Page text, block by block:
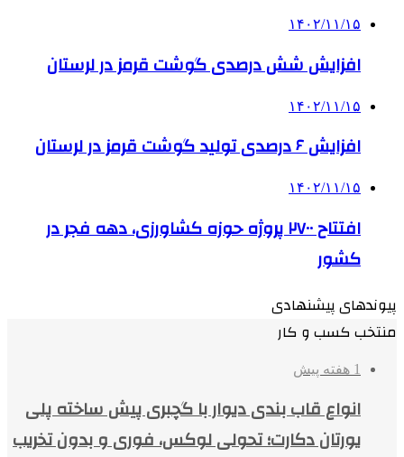
۱۴۰۲/۱۱/۱۵
افزایش شش درصدی گوشت قرمز در لرستان
۱۴۰۲/۱۱/۱۵
افزایش ۶ درصدی تولید گوشت قرمز در لرستان
۱۴۰۲/۱۱/۱۵
افتتاح ۲۷۰۰ پروژه حوزه کشاورزی، دهه فجر در
کشور
پیوندهای پیشنهادی
منتخب کسب و کار
1 هفته پیش
انواع قاب بندی دیوار با گچبری پیش ساخته پلی
یورتان دکارت؛ تحولی لوکس، فوری و بدون تخریب